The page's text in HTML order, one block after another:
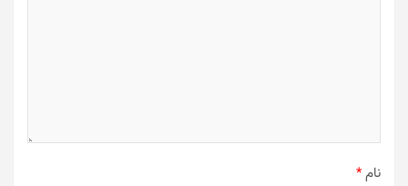
نام*